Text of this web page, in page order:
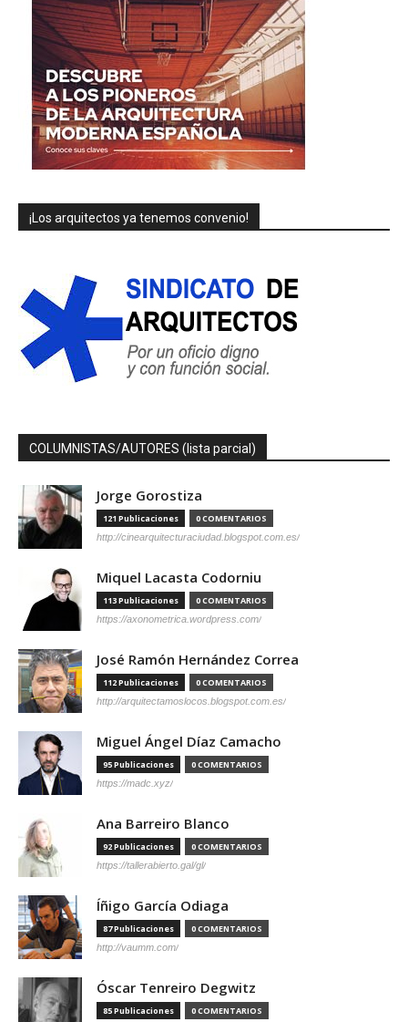
¡Los arquitectos ya tenemos convenio!
COLUMNISTAS/AUTORES (lista parcial)
Jorge Gorostiza
121 Publicaciones 0 COMENTARIOS
http://cinearquitecturaciudad.blogspot.com.es/
Miquel Lacasta Codorniu
113 Publicaciones 0 COMENTARIOS
https://axonometrica.wordpress.com/
José Ramón Hernández Correa
112 Publicaciones 0 COMENTARIOS
http://arquitectamoslocos.blogspot.com.es/
Miguel Ángel Díaz Camacho
95 Publicaciones 0 COMENTARIOS
https://madc.xyz/
Ana Barreiro Blanco
92 Publicaciones 0 COMENTARIOS
https://tallerabierto.gal/gl/
Íñigo García Odiaga
87 Publicaciones 0 COMENTARIOS
http://vaumm.com/
Óscar Tenreiro Degwitz
85 Publicaciones 0 COMENTARIOS